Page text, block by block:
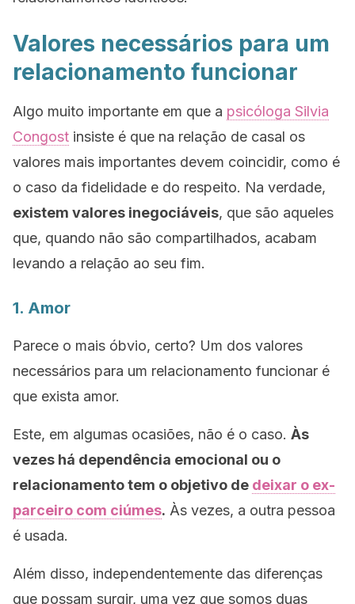
Valores necessários para um
relacionamento funcionar
Algo muito importante em que a psicóloga Silvia
Congost insiste é que na relação de casal os
valores mais importantes devem coincidir, como é
o caso da fidelidade e do respeito. Na verdade,
existem valores inegociáveis, que são aqueles
que, quando não são compartilhados, acabam
levando a relação ao seu fim.
1. Amor
Parece o mais óbvio, certo? Um dos valores
necessários para um relacionamento funcionar é
que exista amor.
Este, em algumas ocasiões, não é o caso. Às
vezes há dependência emocional ou o
relacionamento tem o objetivo de deixar o ex-
parceiro com ciúmes. Às vezes, a outra pessoa
é usada.
Além disso, independentemente das diferenças
que possam surgir, uma vez que somos duas